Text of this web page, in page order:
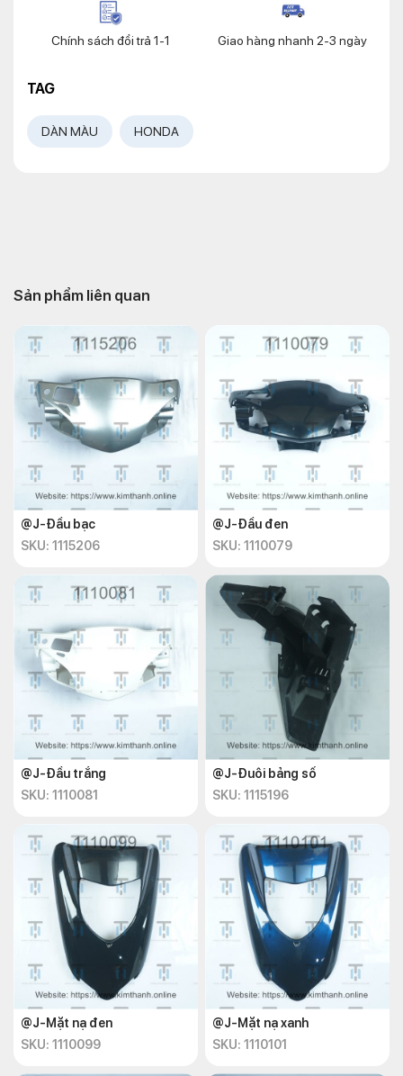
Chính sách đổi trả 1-1 Giao hàng nhanh 2-3 ngày
TAG
DÀN MÀU HONDA
Sản phẩm liên quan
@J-Đầu bạc
SKU: 1115206
@J-Đầu đen
SKU: 1110079
@J-Đầu trắng
SKU: 1110081
@J-Đuôi bảng số
SKU: 1115196
@J-Mặt nạ đen
SKU: 1110099
@J-Mặt nạ xanh
SKU: 1110101